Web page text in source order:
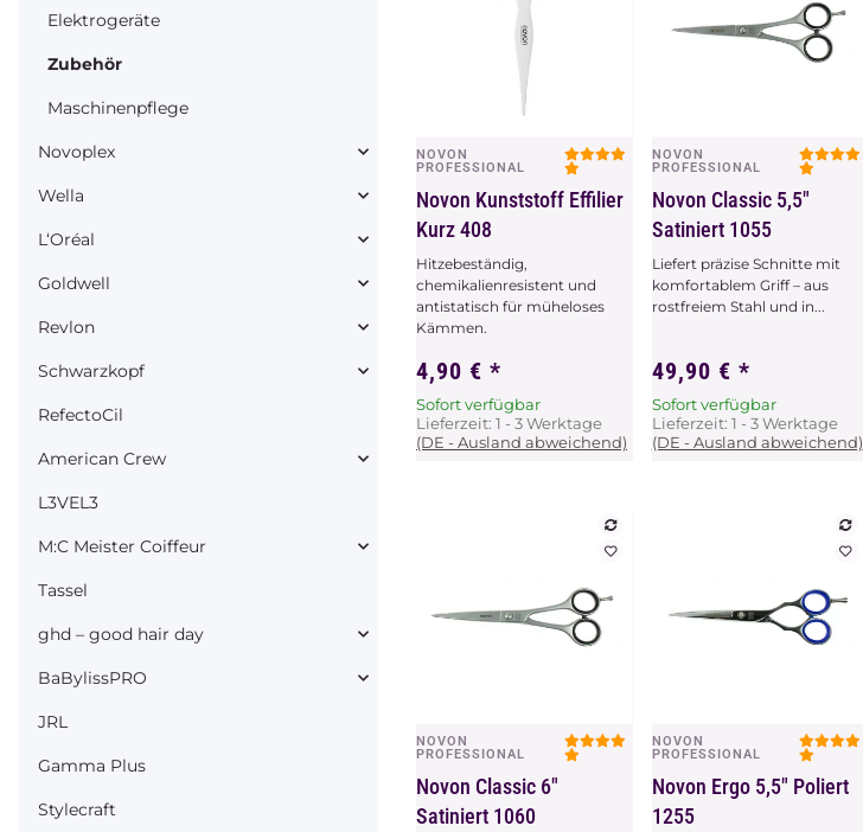
Vorschau
NOVON
PROFESSIONAL
Novon Kunststoff Effilier
Kurz 408
Hitzebeständig,
chemikalienresistent und
antistatisch für müheloses
Kämmen.
4,90 € *
Sofort verfügbar
Lieferzeit: 1 - 3 Werktage
(DE - Ausland abweichend)
Vorschau
NOVON
PROFESSIONAL
Novon Classic 5,5"
Satiniert 1055
Liefert präzise Schnitte mit
komfortablem Griff – aus
rostfreiem Stahl und in...
49,90 € *
Sofort verfügbar
Lieferzeit: 1 - 3 Werktage
(DE - Ausland abweichend)
Vorschau
NOVON
PROFESSIONAL
Novon Classic 6"
Satiniert 1060
Vorschau
NOVON
PROFESSIONAL
Novon Ergo 5,5" Poliert
1255
Elektrogeräte
Zubehör
Maschinenpflege
Novoplex
Wella
L‘Oréal
Goldwell
Revlon
Schwarzkopf
RefectoCil
American Crew
L3VEL3
M:C Meister Coiffeur
Tassel
ghd – good hair day
BaBylissPRO
JRL
Gamma Plus
Stylecraft